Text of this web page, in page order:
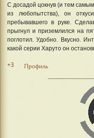
С досадой цокнув (и тем
из любопытства), он
пребывавшего в руке.
прыгнул и приземлился на
поглотил. Удобно. Вкусно.
какой серии Харуто он
+3 Профиль